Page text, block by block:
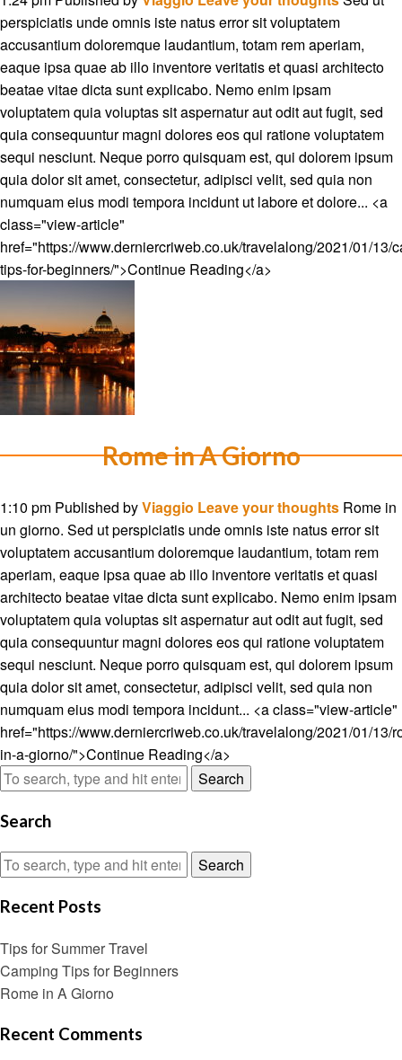
perspiciatis unde omnis iste natus error sit voluptatem
accusantium doloremque laudantium, totam rem aperiam,
eaque ipsa quae ab illo inventore veritatis et quasi architecto
beatae vitae dicta sunt explicabo. Nemo enim ipsam
voluptatem quia voluptas sit aspernatur aut odit aut fugit, sed
quia consequuntur magni dolores eos qui ratione voluptatem
sequi nesciunt. Neque porro quisquam est, qui dolorem ipsum
quia dolor sit amet, consectetur, adipisci velit, sed quia non
numquam eius modi tempora incidunt ut labore et dolore... <a
class="view-article"
href="https://www.derniercriweb.co.uk/travelalong/2021/01/13/
tips-for-beginners/">Continue Reading</a>
Rome in A Giorno
1:10 pm Published byViaggio Leave your thoughts Rome in
un giorno. Sed ut perspiciatis unde omnis iste natus error sit
voluptatem accusantium doloremque laudantium, totam rem
aperiam, eaque ipsa quae ab illo inventore veritatis et quasi
architecto beatae vitae dicta sunt explicabo. Nemo enim ipsam
voluptatem quia voluptas sit aspernatur aut odit aut fugit, sed
quia consequuntur magni dolores eos qui ratione voluptatem
sequi nesciunt. Neque porro quisquam est, qui dolorem ipsum
quia dolor sit amet, consectetur, adipisci velit, sed quia non
numquam eius modi tempora incidunt... <a class="view-article"
href="https://www.derniercriweb.co.uk/travelalong/2021/01/13/
in-a-giorno/">Continue Reading</a>
Search
Search
Search
Recent Posts
Tips for Summer Travel
Camping Tips for Beginners
Rome in A Giorno
Recent Comments